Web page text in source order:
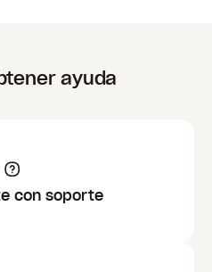
ayuda
con soporte